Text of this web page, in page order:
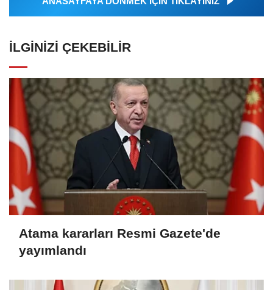
İLGINIZI ÇEKEBILIR
Atama kararları Resmi Gazete'de
yayımlandı